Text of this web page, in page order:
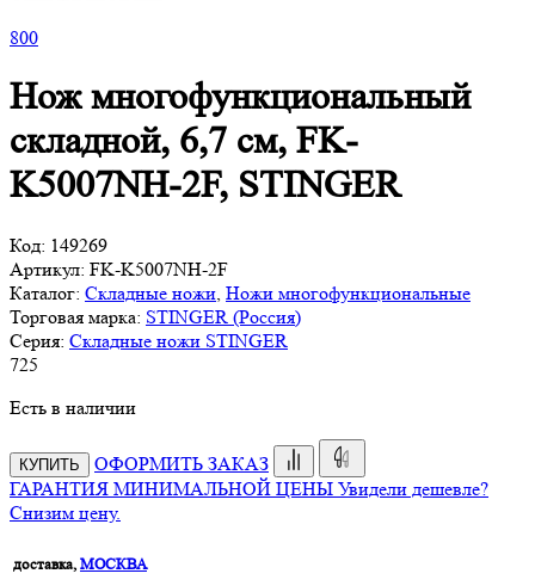
800
Нож многофункциональный
складной, 6,7 см, FK-
K5007NH-2F, STINGER
Код: 149269
Артикул: FK-K5007NH-2F
Каталог: Складные ножи Ножи многофункциональные
Торговая марка: STINGER (Россия)
Серия: Складные ножи STINGER
725
Есть в наличии
КУПИТЬ
ОФОРМИТЬ ЗАКАЗ
ГАРАНТИЯ МИНИМАЛЬНОЙ ЦЕНЫ Увидели дешевле?
Снизим цену.
доставка, МОСКВА